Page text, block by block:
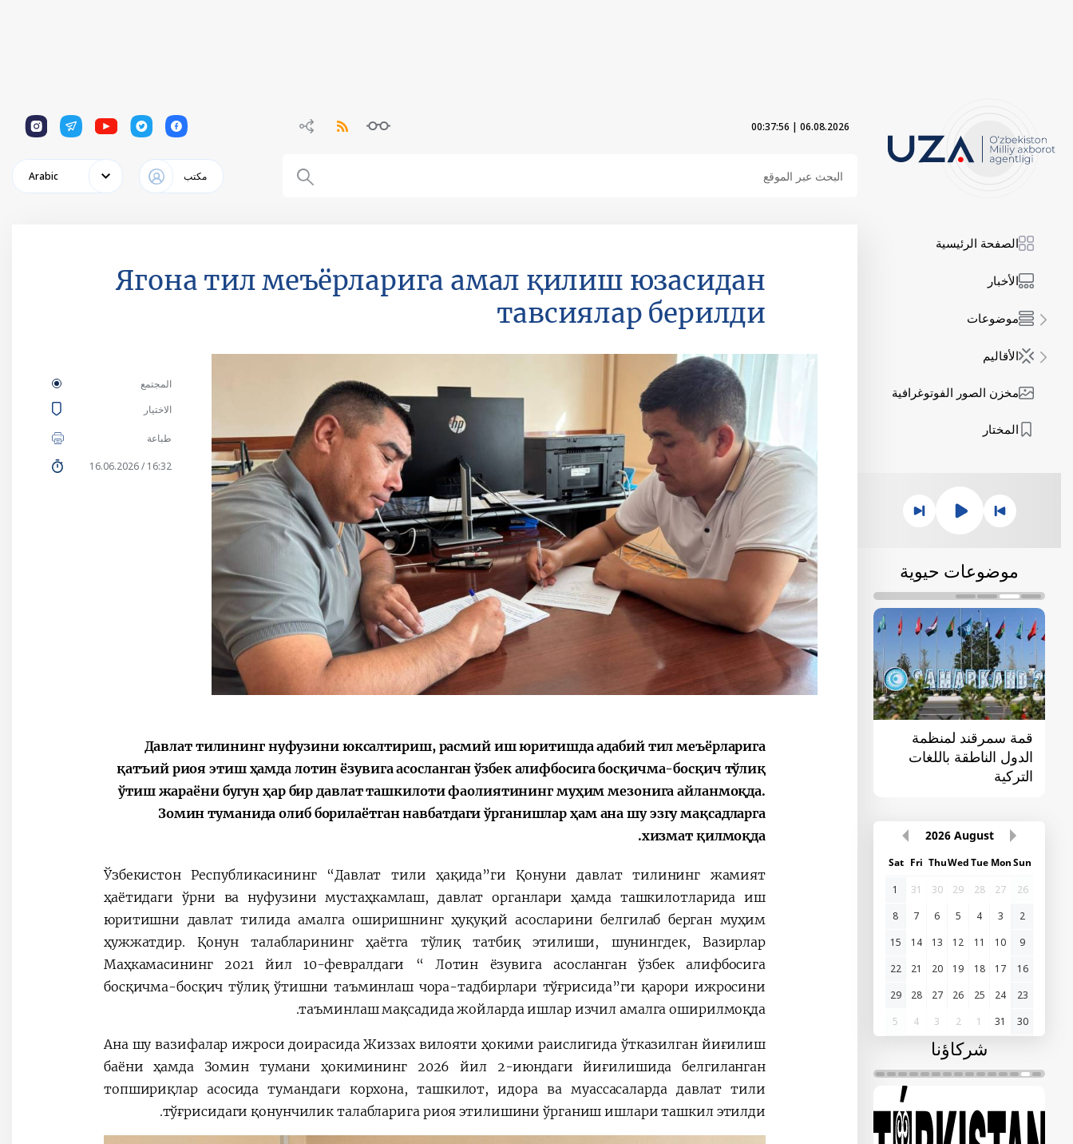
06.08.2026
|
00:37:57
1
1
1
1
1
مكتب Arabic
الصفحة الرئيسية
الأخبار
موضوعات
الأقاليم
مخزن الصور الفوتوغرافية
المختار
موضوعات حيوية
قمة سمرقند لمنظمة
الدول الناطقة باللغات
التركية
الوسطى - الصين"
الإصلاحات الدستورية
August
2026
Sun
Mon
Tue
Wed
Thu
Fri
Sat
26
27
28
29
30
31
1
2
3
4
5
6
7
8
9
10
11
12
13
14
15
16
17
18
19
20
21
22
23
24
25
26
27
28
29
30
31
1
2
3
4
5
شركاؤنا
Ягона тил меъёрларига амал қилиш юзасидан
тавсиялар берилди
المجتمع
الاختيار
طباعة
16:32 / 16.06.2026
Давлат тилининг нуфузини юксалтириш, расмий иш юритишда адабий тил меъёрларига
қатъий риоя этиш ҳамда лотин ёзувига асосланган ўзбек алифбосига босқичма-босқич тўлиқ
ўтиш жараёни бугун ҳар бир давлат ташкилоти фаолиятининг муҳим мезонига айланмоқда.
Зомин туманида олиб борилаётган навбатдаги ўрганишлар ҳам ана шу эзгу мақсадларга
хизмат қилмоқда.
Ўзбекистон Республикасининг “Давлат тили ҳақида”ги Қонуни давлат тилининг жамият
ҳаётидаги ўрни ва нуфузини мустаҳкамлаш, давлат органлари ҳамда ташкилотларида иш
юритишни давлат тилида амалга оширишнинг ҳуқуқий асосларини белгилаб берган муҳим
ҳужжатдир. Қонун талабларининг ҳаётга тўлиқ татбиқ этилиши, шунингдек, Вазирлар
Маҳкамасининг 2021 йил 10-февралдаги “ Лотин ёзувига асосланган ўзбек алифбосига
босқичма-босқич тўлиқ ўтишни таъминлаш чора-тадбирлари тўғрисида”ги қарори ижросини
таъминлаш мақсадида жойларда ишлар изчил амалга оширилмоқда.
Ана шу вазифалар ижроси доирасида Жиззах вилояти ҳокими раислигида ўтказилган йиғилиш
баёни ҳамда Зомин тумани ҳокимининг 2026 йил 2-июндаги йиғилишида белгиланган
топшириқлар асосида тумандаги корхона, ташкилот, идора ва муассасаларда давлат тили
тўғрисидаги қонунчилик талабларига риоя этилишини ўрганиш ишлари ташкил этилди.